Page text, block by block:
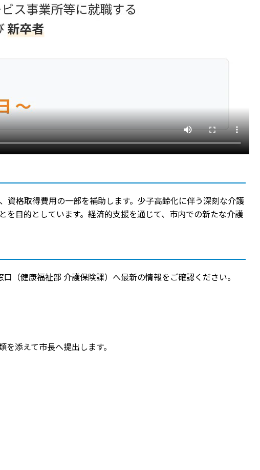
格取得費用の一部を補助します。少子高齢化に伴う深刻な介護
目的としています。経済的支援を通じて、市内での新たな介護
（健康福祉部 介護保険課）へ最新の情報をご確認ください。
添えて市長へ提出します。